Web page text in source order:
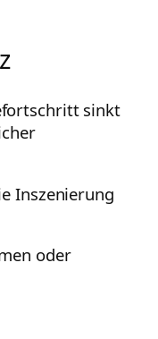
sinkt
Inszenierung
oder